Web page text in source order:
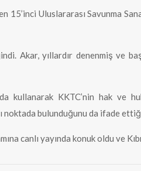
Uluslararası Savunma
Akar, yıllardır denenmiş ve
kullanarak KKTC’nin hak ve
noktada bulunduğunu da ifade
canlı yayında konuk oldu ve